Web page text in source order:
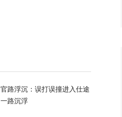
官路浮沉：误打误撞进入仕途
一路沉浮